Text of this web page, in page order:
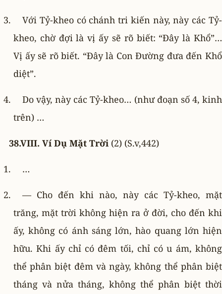
Với Tỷ-kheo có chánh tri kiến này, này các Tỷ-
kheo, chờ đợi là vị ấy sẽ rõ biết: “Ðây là Khổ”…
Vị ấy sẽ rõ biết. “Ðây là Con Ðường đưa đến Khổ
diệt”.
Do vậy, này các Tỷ-kheo… (như đoạn số 4, kinh
trên) …
38.VIII. Ví Dụ Mặt Trời (2) (S.v,442)
…
— Cho đến khi nào, này các Tỷ-kheo, mặt
trăng, mặt trời không hiện ra ở đời, cho đến khi
ấy, không có ánh sáng lớn, hào quang lớn hiện
hữu. Khi ấy chỉ có đêm tối, chỉ có u ám, không
thể phân biệt đêm và ngày, không thể phân biệt
tháng và nửa tháng, không thể phân biệt thời